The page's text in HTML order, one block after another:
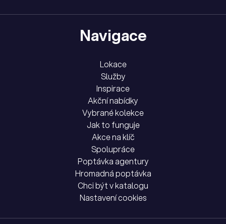
Navigace
Lokace
Služby
Inspirace
Akční nabídky
Vybrané kolekce
Jak to funguje
Akce na klíč
Spolupráce
Poptávka agentury
Hromadná poptávka
Chci být v katalogu
Nastavení cookies